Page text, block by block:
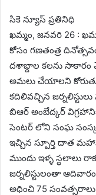
సికె న్యూస్ ప్రతినిధి
ఖమ్మం, జనవరి 26 :
కోసం గణతంత్ర
దశాబ్దాల కలను సాకారం
అమలు చేయాలని
కదిలివచ్చిన
బిఆర్ అంబేద్కర్
సెంటర్ లోని సంఘ
ఇచ్చిన స్పూర్తి దాత
ముందు ఇళ్ళ స్ధలాలు
జర్నలిస్టులంతా ఆదివారం
అధించి 75